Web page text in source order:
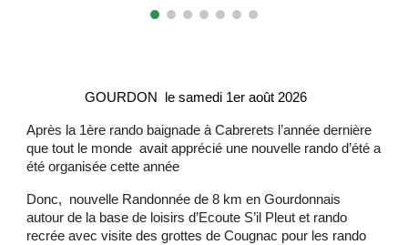
GOURDON le samedi 1er août 2026
Après la 1ère rando baignade à Cabrerets l’année dernière
que tout le monde avait apprécié une nouvelle rando d’été a
été organisée cette année
Donc, nouvelle Randonnée de 8 km en Gourdonnais
autour de la base de loisirs d’Ecoute S’il Pleut et rando
recrée avec visite des grottes de Cougnac pour les rando